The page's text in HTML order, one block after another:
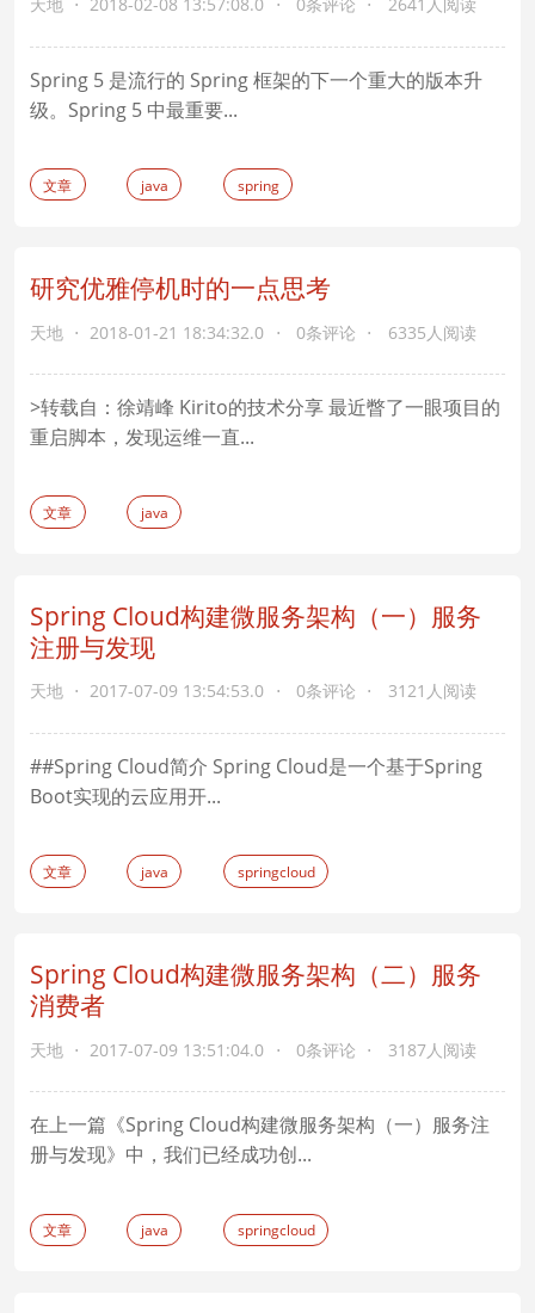
Spring 5 是流行的 Spring 框架的下一个重大的版本升
级。Spring 5 中最重要...
文章 java spring
研究优雅停机时的一点思考
天地 2018-01-21 18:34:32.0 0条评论 6335人阅读
>转载自：徐靖峰 Kirito的技术分享 最近瞥了一眼项目的
重启脚本，发现运维一直...
文章 java
Spring Cloud构建微服务架构（一）服务
注册与发现
天地 2017-07-09 13:54:53.0 0条评论 3121人阅读
##Spring Cloud简介 Spring Cloud是一个基于Spring
Boot实现的云应用开...
文章 java springcloud
Spring Cloud构建微服务架构（二）服务
消费者
天地 2017-07-09 13:51:04.0 0条评论 3187人阅读
在上一篇《Spring Cloud构建微服务架构（一）服务注
册与发现》中，我们已经成功创...
文章 java springcloud